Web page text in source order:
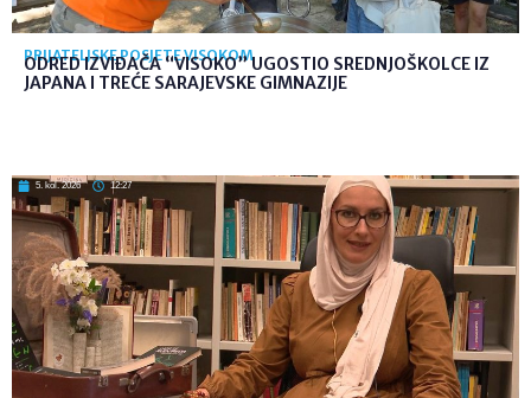
PRIJATELJSKE POSJETE VISOKOM
ODRED IZVIĐAČA “VISOKO” UGOSTIO SREDNJOŠKOLCE IZ
JAPANA I TREĆE SARAJEVSKE GIMNAZIJE
5. kol. 2026 12:27